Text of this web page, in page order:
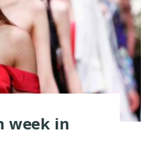
week in